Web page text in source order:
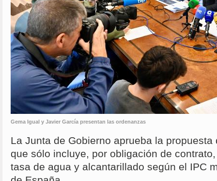
Gema Igual y Javier García presentan las ordenanzas
La Junta de Gobierno aprueba la
que sólo incluye, por obligación de
tasa de agua y alcantarillado según el IPC